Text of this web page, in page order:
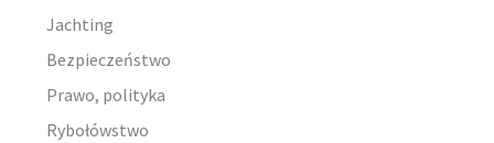
Jachting
Bezpieczeństwo
Prawo, polityka
Rybołówstwo